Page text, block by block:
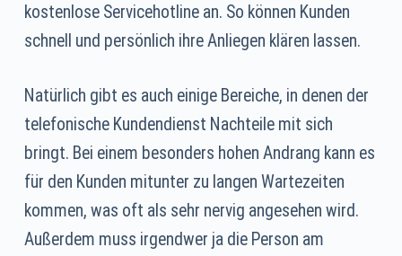
kostenlose Servicehotline an. So können Kunden
schnell und persönlich ihre Anliegen klären lassen.
Natürlich gibt es auch einige Bereiche, in denen der
telefonische Kundendienst Nachteile mit sich
bringt. Bei einem besonders hohen Andrang kann es
für den Kunden mitunter zu langen Wartezeiten
kommen, was oft als sehr nervig angesehen wird.
Außerdem muss irgendwer ja die Person am